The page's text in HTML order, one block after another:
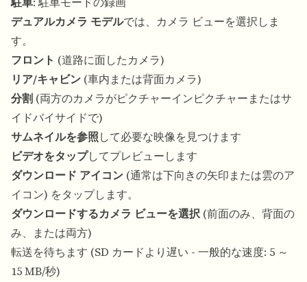
デュアルカメラ モデルでは、カメラ ビューを選択しま
す。
フロント (道路に面したカメラ)
リア/キャビン (車内または背面カメラ)
分割 (両方のカメラがピクチャーインピクチャーまたはサ
イドバイサイドで)
サムネイルを参照して必要な映像を見つけます
ビデオをタップしてプレビューします
ダウンロード アイコン (通常は下向きの矢印または雲のア
イコン) をタップします。
ダウンロードするカメラ ビューを選択 (前面のみ、背面の
み、または両方)
転送を待ちます (SD カードより遅い - 一般的な速度: 5 ～
15 MB/秒)